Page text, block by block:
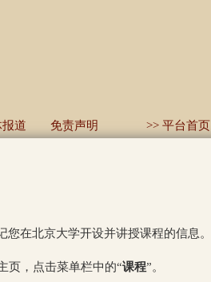
道 免责声明 >> 平台首页
您在北京大学开设并讲授课程的信息。
页，点击菜单栏中的“课程”。